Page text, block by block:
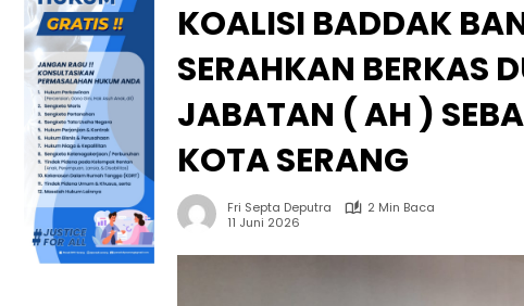
KOALISI BADDAK
SERAHKAN BERKAS
JABATAN ( AH )
KOTA SERANG
Fri Septa Deputra
2 Min Baca
11 Juni 2026